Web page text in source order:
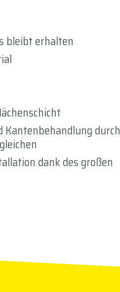
bleibt erhalten
Kantenbehandlung durch
dank des großen